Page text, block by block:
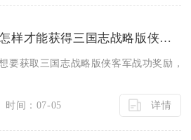
怎样才能获得三国志战略版侠客军战功的奖励
要获取三国志战略版侠客军战功奖励，
时间：07-05 详情